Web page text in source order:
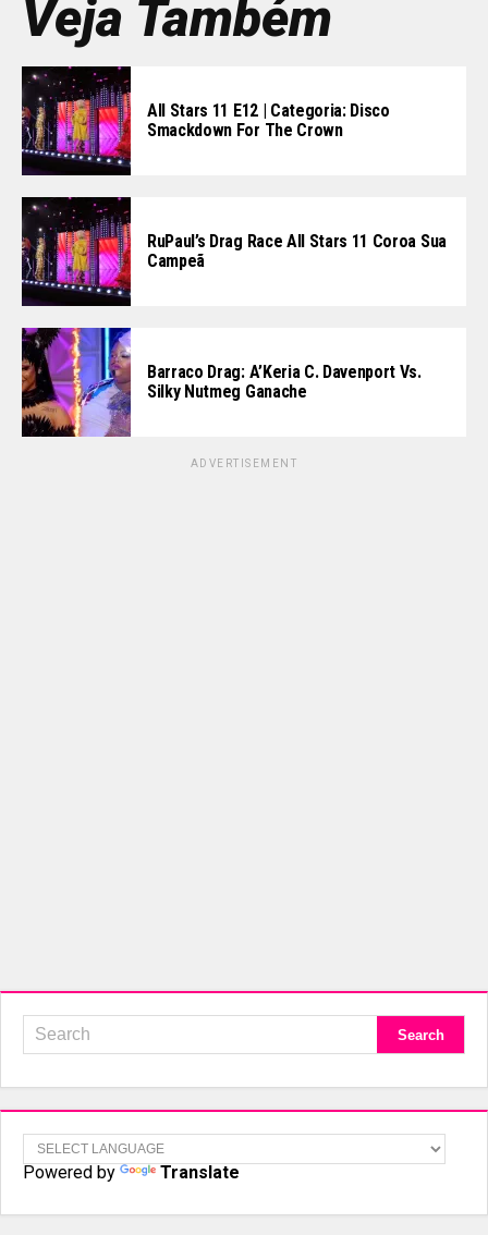
Veja Também
All Stars 11 E12 | Categoria: Disco
Smackdown For The Crown
RuPaul’s Drag Race All Stars 11 Coroa Sua
Campeã
Barraco Drag: A’Keria C. Davenport Vs.
Silky Nutmeg Ganache
ADVERTISEMENT
Powered by Translate